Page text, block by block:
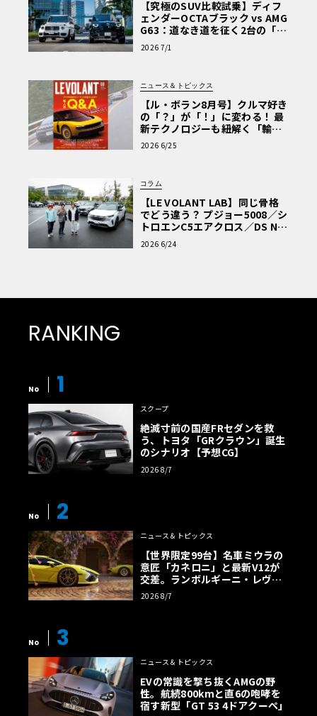
【究極のSUV比較試乗】ディフ
ェンダーOCTAブラック vs AMG
G63：道なき道を征く2台の「対
極的アプローチ」
2026 7/1
ニュース＆トピックス
【ル・ボラン8月号】クルマ好き
の「？」が「！」に変わる！ 最
新テクノロジーも紐解く「輸入
車Q&A」
2026 6/25
コラム
【LE VOLANT LAB】同じ骨格
でどう違う？ プジョー5008／シ
トロエンC5エアクロス／DS Nº4
読者一気乗りレポート
2026 6/24
RANKING
No 1
スクープ
絶滅寸前の国産FRセダンを救
う、トヨタ「GRクラウン」誕生
のシナリオ【予想CG】
2026 8/7
No 2
ニュース＆トピックス
【世界限定99台】名車ミウラの
意匠「カネロニ」と最新V12が
交差。ランボルギーニ・レヴエ
ルトに60周年記念車が登場
2026 8/7
No 3
ニュース＆トピックス
EVの常識を撃ち抜くAMGの野
性。航続800kmと直6の咆哮を
宿す新型「GT 53 4ドアクーペ」